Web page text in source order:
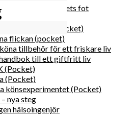
vid bergets fot
galleriet i solen (pocket)
flickan (pocket)
tillbehör för ett friskare liv
till ett giftfritt liv
(Pocket)
(Pocket)
könsexperimentet (Pocket)
nya steg
hälsoingenjör